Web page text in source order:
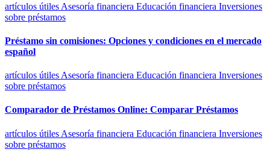
artículos útiles Asesoría financiera Educación financiera Inversiones
sobre préstamos
Préstamo sin comisiones: Opciones y condiciones en el mercado
español
artículos útiles Asesoría financiera Educación financiera Inversiones
sobre préstamos
Comparador de Préstamos Online: Comparar Préstamos
artículos útiles Asesoría financiera Educación financiera Inversiones
sobre préstamos